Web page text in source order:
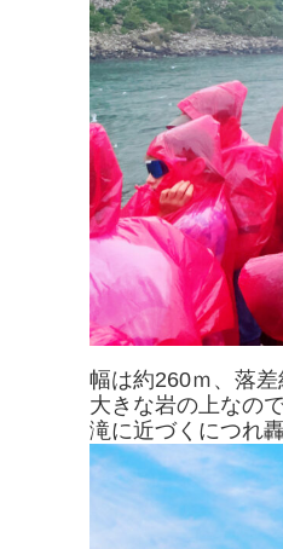
幅は約260ｍ、落
大きな岩の上なの
滝に近づくにつれ